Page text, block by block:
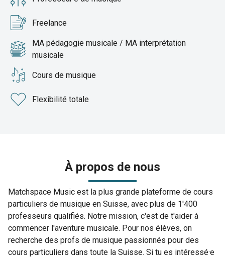
Freelance
MA pédagogie musicale / MA interprétation
musicale
Cours de musique
Flexibilité totale
À propos de nous
Matchspace Music est la plus grande plateforme de cours
particuliers de musique en Suisse, avec plus de 1'400
professeurs qualifiés. Notre mission, c'est de t'aider à
commencer l'aventure musicale. Pour nos élèves, on
recherche des profs de musique passionnés pour des
cours particuliers dans toute la Suisse. Si tu es intéressé·e